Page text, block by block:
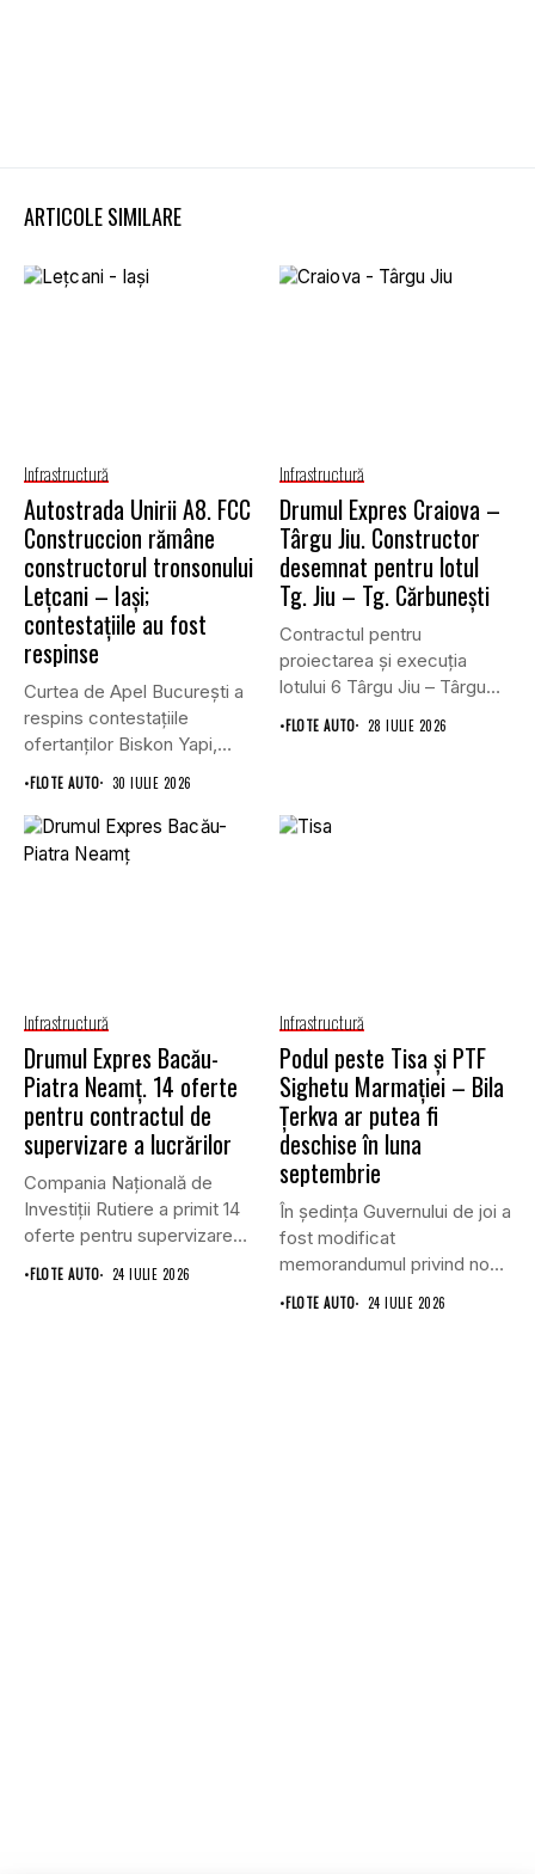
ARTICOLE SIMILARE
Infrastructură
Autostrada Unirii A8. FCC
Construccion rămâne
constructorul tronsonului
Lețcani – Iași;
contestațiile au fost
respinse
Curtea de Apel București a
respins contestațiile
ofertanților Biskon Yapi,
Straco și...
•FLOTE AUTO 30 IULIE 2026
Infrastructură
Drumul Expres Craiova –
Târgu Jiu. Constructor
desemnat pentru lotul
Tg. Jiu – Tg. Cărbunești
Contractul pentru
proiectarea și execuția
lotului 6 Târgu Jiu – Târgu
Cărbunești,...
•FLOTE AUTO 28 IULIE 2026
Infrastructură
Drumul Expres Bacău-
Piatra Neamț. 14 oferte
pentru contractul de
supervizare a lucrărilor
Compania Națională de
Investiții Rutiere a primit 14
oferte pentru supervizarea
lucrărilor...
•FLOTE AUTO 24 IULIE 2026
Infrastructură
Podul peste Tisa și PTF
Sighetu Marmației – Bila
Țerkva ar putea fi
deschise în luna
septembrie
În ședința Guvernului de joi a
fost modificat
memorandumul privind noul
punct...
•FLOTE AUTO 24 IULIE 2026